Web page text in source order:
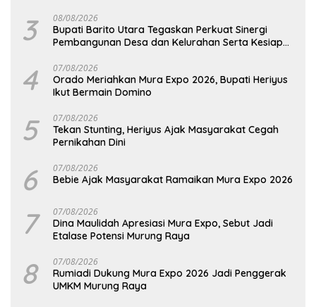
3 08/08/2026
Bupati Barito Utara Tegaskan Perkuat Sinergi
Pembangunan Desa dan Kelurahan Serta Kesiapan
4 07/08/2026
Orado Meriahkan Mura Expo 2026, Bupati Heriyus
Ikut Bermain Domino
5 07/08/2026
Tekan Stunting, Heriyus Ajak Masyarakat Cegah
Pernikahan Dini
6 07/08/2026
Bebie Ajak Masyarakat Ramaikan Mura Expo 2026
7 07/08/2026
Dina Maulidah Apresiasi Mura Expo, Sebut Jadi
Etalase Potensi Murung Raya
8 07/08/2026
Rumiadi Dukung Mura Expo 2026 Jadi Penggerak
UMKM Murung Raya